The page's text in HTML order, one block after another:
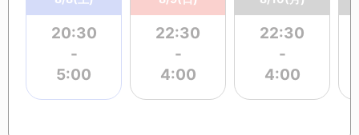
20:30
-
5:00
22:30
-
4:00
22:30
-
4:00